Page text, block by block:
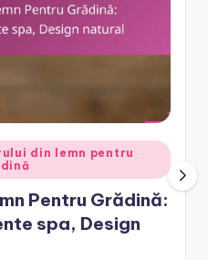
din lemn pentru
Pentru Grădină:
spa, Design